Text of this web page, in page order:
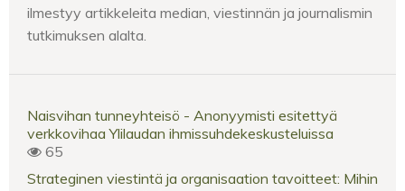
ilmestyy artikkeleita median, viestinnän ja journalismin
tutkimuksen alalta.
Naisvihan tunneyhteisö - Anonyymisti esitettyä
verkkovihaa Ylilaudan ihmissuhdekeskusteluissa
65
Strateginen viestintä ja organisaation tavoitteet: Mihin